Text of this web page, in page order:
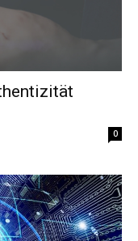
0